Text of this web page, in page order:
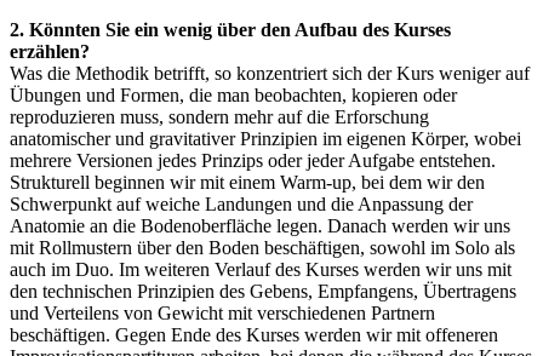
2. Könnten Sie ein wenig über den Aufbau des Kurses
erzählen?
Was die Methodik betrifft, so konzentriert sich der Kurs weniger auf
Übungen und Formen, die man beobachten, kopieren oder
reproduzieren muss, sondern mehr auf die Erforschung
anatomischer und gravitativer Prinzipien im eigenen Körper, wobei
mehrere Versionen jedes Prinzips oder jeder Aufgabe entstehen.
Strukturell beginnen wir mit einem Warm-up, bei dem wir den
Schwerpunkt auf weiche Landungen und die Anpassung der
Anatomie an die Bodenoberfläche legen. Danach werden wir uns
mit Rollmustern über den Boden beschäftigen, sowohl im Solo als
auch im Duo. Im weiteren Verlauf des Kurses werden wir uns mit
den technischen Prinzipien des Gebens, Empfangens, Übertragens
und Verteilens von Gewicht mit verschiedenen Partnern
beschäftigen. Gegen Ende des Kurses werden wir mit offeneren